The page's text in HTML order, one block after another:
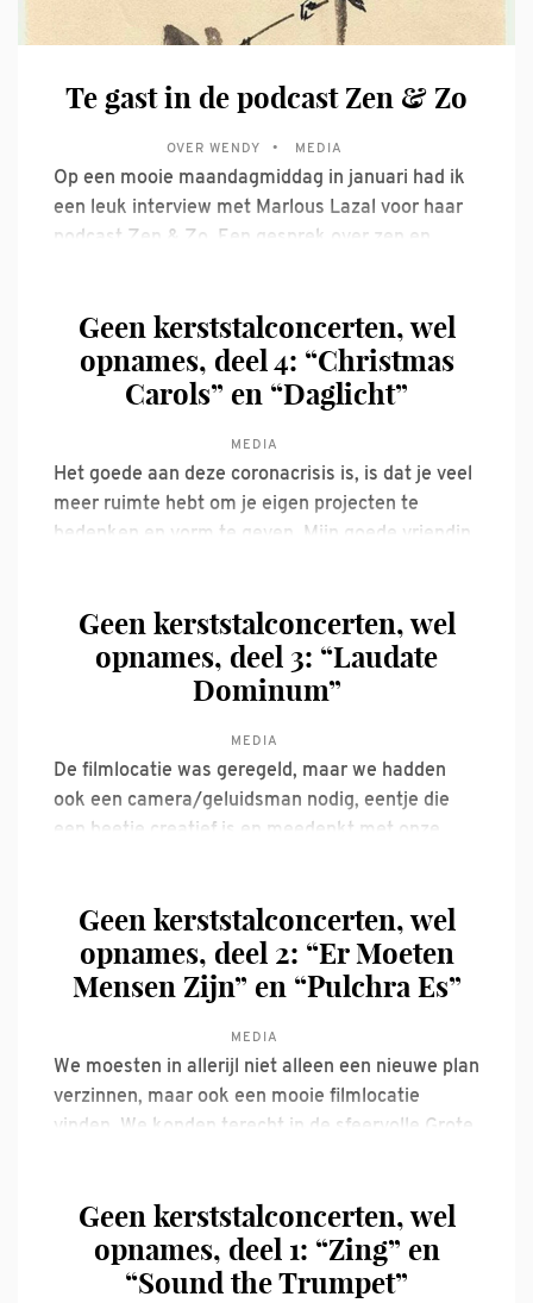
Te gast in de podcast Zen & Zo
OVER WENDY MEDIA
Op een mooie maandagmiddag in januari had ik
een leuk interview met Marlous Lazal voor haar
podcast Zen & Zo. Een gesprek over zen en
het horen? Dat kan via een van deze
Geen kerststalconcerten, wel
opnames, deel 4: “Christmas
Carols” en “Daglicht”
MEDIA
Het goede aan deze coronacrisis is, is dat je veel
meer ruimte hebt om je eigen projecten te
bedenken en vorm te geven. Mijn goede vriendin
creatiefste en initiatiefrijkste personen die ik
ken. Ze
Geen kerststalconcerten, wel
opnames, deel 3: “Laudate
Dominum”
MEDIA
De filmlocatie was geregeld, maar we hadden
ook een camera/geluidsman nodig, eentje die
een beetje creatief is en meedenkt met onze
filmen als bij het monteren, wist hij in enkele
dagen de video’
Geen kerststalconcerten, wel
opnames, deel 2: “Er Moeten
Mensen Zijn” en “Pulchra Es”
MEDIA
We moesten in allerijl niet alleen een nieuwe plan
verzinnen, maar ook een mooie filmlocatie
vinden. We konden terecht in de sfeervolle Grote
De stoelen in de kerk waren weggehaald, het
zonlicht scheen precies mooi naar
Geen kerststalconcerten, wel
opnames, deel 1: “Zing” en
“Sound the Trumpet”